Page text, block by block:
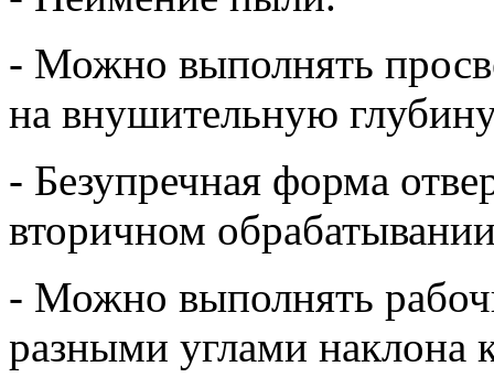
- Можно выполнять
на внушительную
- Безупречная форма
вторичном
- Можно выполнять
разными углами наклона